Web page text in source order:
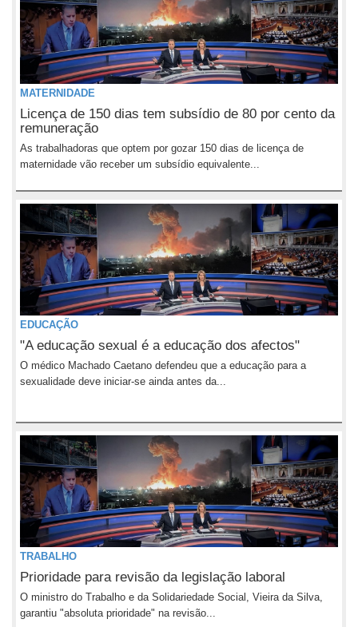
MATERNIDADE
Licença de 150 dias tem subsídio de 80 por cento da
remuneração
As trabalhadoras que optem por gozar 150 dias de licença de
maternidade vão receber um subsídio equivalente...
EDUCAÇÃO
"A educação sexual é a educação dos afectos"
O médico Machado Caetano defendeu que a educação para a
sexualidade deve iniciar-se ainda antes da...
TRABALHO
Prioridade para revisão da legislação laboral
O ministro do Trabalho e da Solidariedade Social, Vieira da Silva,
garantiu "absoluta prioridade" na revisão...